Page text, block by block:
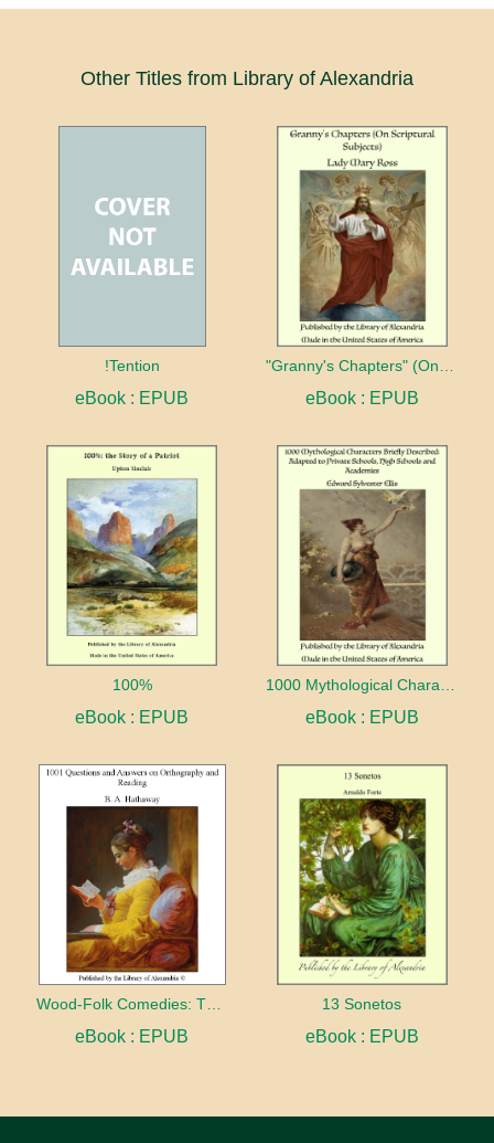
Other Titles from Library of Alexandria
!Tention
eBook : EPUB eBook : EPUB
100%
eBook : EPUB eBook : EPUB
Wood-Folk Comedies: The Play of Wild-animal Life on a Natural Stage
eBook : EPUB
13 Sonetos
eBook : EPUB